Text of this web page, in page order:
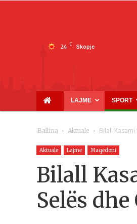
24 C Skopje
LAJME SPORT
Ballina Aktuale Bilall
Aktuale Lajme Maqedoni
Bilall
Selës